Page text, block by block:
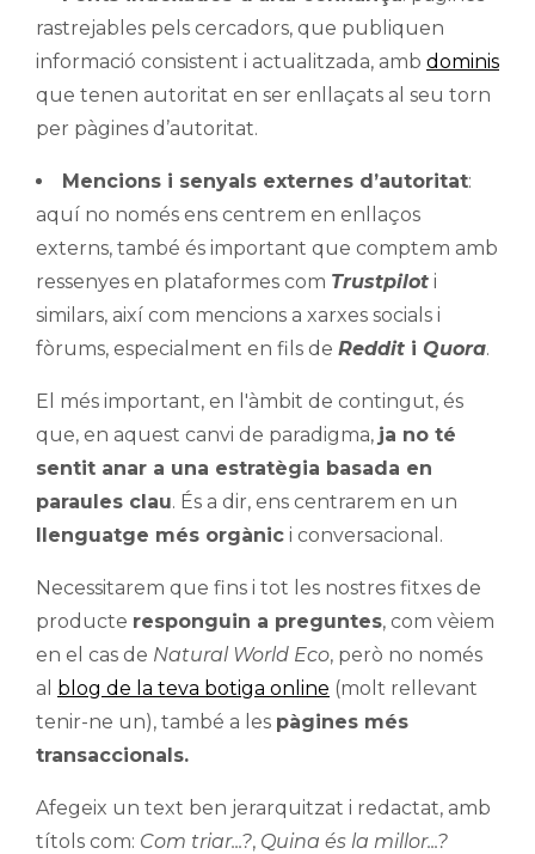
rastrejables pels cercadors, que publiquen
informació consistent i actualitzada, amb dominis
que tenen autoritat en ser enllaçats al seu torn
per pàgines d’autoritat.
Mencions i senyals externes d’autoritat:
aquí no només ens centrem en enllaços
externs, també és important que comptem amb
ressenyes en plataformes com Trustpilot i
similars, així com mencions a xarxes socials i
fòrums, especialment en fils de Reddit i Quora.
El més important, en l'àmbit de contingut, és
que, en aquest canvi de paradigma, ja no té
sentit anar a una estratègia basada en
paraules clau. És a dir, ens centrarem en un
llenguatge més orgànic i conversacional.
Necessitarem que fins i tot les nostres fitxes de
producte responguin a preguntes, com vèiem
en el cas de Natural World Eco, però no només
al blog de la teva botiga online (molt rellevant
tenir-ne un), també a les pàgines més
transaccionals.
Afegeix un text ben jerarquitzat i redactat, amb
títols com: Com triar...?, Quina és la millor...?